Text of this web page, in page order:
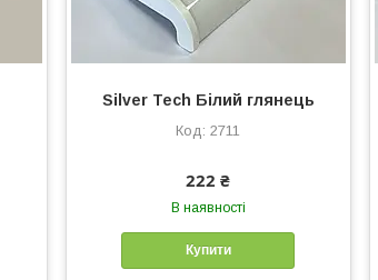
Silver Tech Білий глянець
2711
222 ₴
В наявності
Купити